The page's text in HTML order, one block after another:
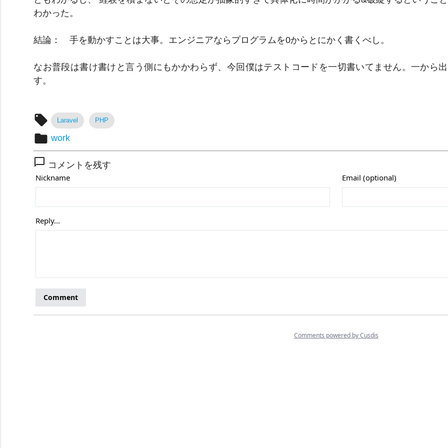
わかった。
結論： 手を動かすことは大事。エンジニアならプログラムを0からとにかく書くべし。
なお普段は書け書けと言う側にもかかわらず、今回僕はテストコードを一切書いてません。一から
す。
local_offer Laravel PHP
folder work
chat_bubble_outline コメントを残す